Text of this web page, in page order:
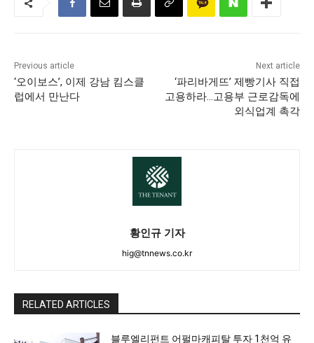
Previous article
‘오이보스’, 이제 강남 킴스클
럽에서 만난다
Next article
‘파리바게뜨’ 제빵기사 직접
고용하라…고용부 근로감독에
외식업계 촉각
황인규 기자
hig@tnnews.co.kr
RELATED ARTICLES
블루엘리펀트 어펄마캐피탈 투자 1천억 유